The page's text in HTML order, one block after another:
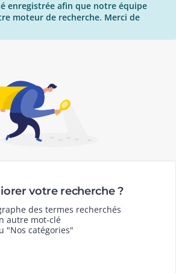
enregistrée afin que notre équipe
moteur de recherche. Merci de
votre recherche ?
des termes recherchés
autre mot-clé
"Nos catégories"